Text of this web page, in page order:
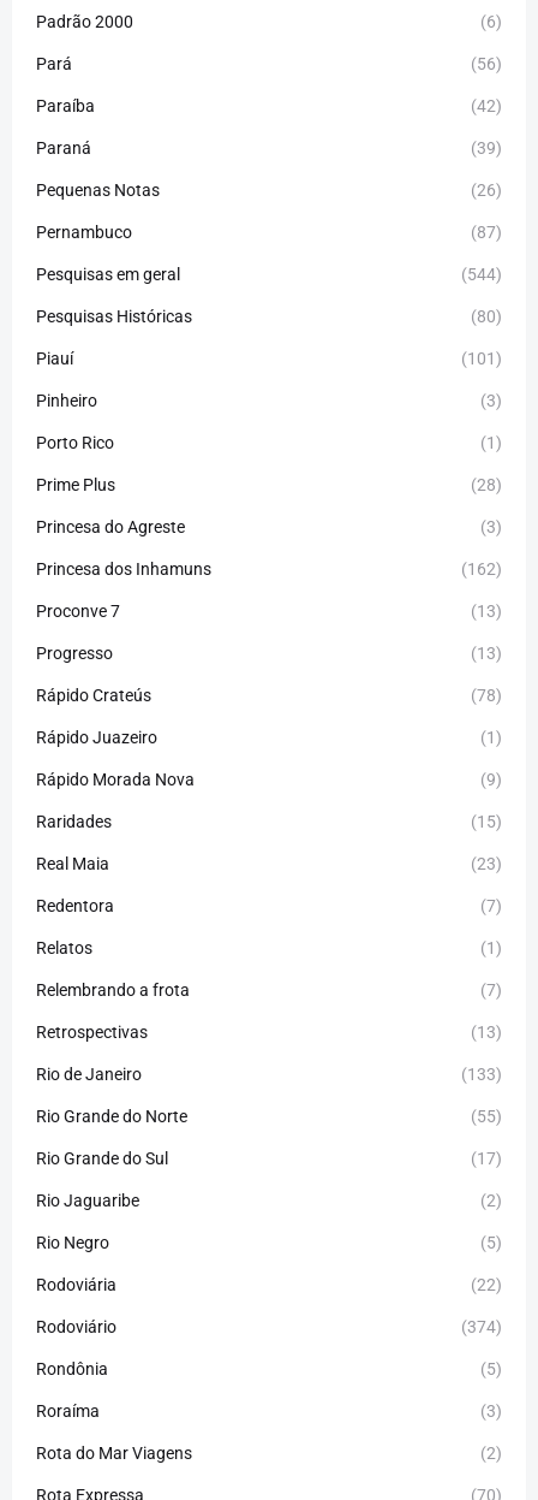
Padrão 2000 (6)
Pará (56)
Paraíba (42)
Paraná (39)
Pequenas Notas (26)
Pernambuco (87)
Pesquisas em geral (544)
Pesquisas Históricas (80)
Piauí (101)
Pinheiro (3)
Porto Rico (1)
Prime Plus (28)
Princesa do Agreste (3)
Princesa dos Inhamuns (162)
Proconve 7 (13)
Progresso (13)
Rápido Crateús (78)
Rápido Juazeiro (1)
Rápido Morada Nova (9)
Raridades (15)
Real Maia (23)
Redentora (7)
Relatos (1)
Relembrando a frota (7)
Retrospectivas (13)
Rio de Janeiro (133)
Rio Grande do Norte (55)
Rio Grande do Sul (17)
Rio Jaguaribe (2)
Rio Negro (5)
Rodoviária (22)
Rodoviário (374)
Rondônia (5)
Roraíma (3)
Rota do Mar Viagens (2)
Rota Expressa (70)